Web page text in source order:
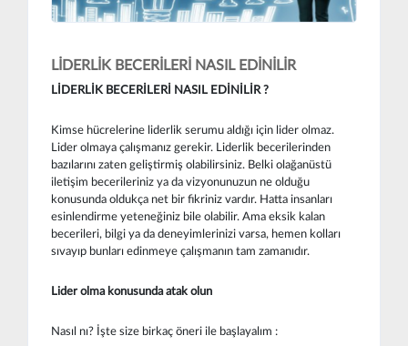
LİDERLİK BECERİLERİ NASIL EDİNİLİR
LİDERLİK BECERİLERİ NASIL EDİNİLİR ?
Kimse hücrelerine liderlik serumu aldığı için lider olmaz.
Lider olmaya çalışmanız gerekir. Liderlik becerilerinden
bazılarını zaten geliştirmiş olabilirsiniz. Belki olağanüstü
iletişim becerileriniz ya da vizyonunuzun ne olduğu
konusunda oldukça net bir fikriniz vardır. Hatta insanları
esinlendirme yeteneğiniz bile olabilir. Ama eksik kalan
becerileri, bilgi ya da deneyimlerinizi varsa, hemen kolları
sıvayıp bunları edinmeye çalışmanın tam zamanıdır.
Lider olma konusunda atak olun
Nasıl nı? İşte size birkaç öneri ile başlayalım :